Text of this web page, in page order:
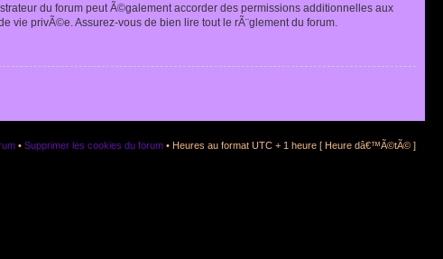
du forum peut Ã©galement accorder des permissions additionnelles aux
privÃ©e. Assurez-vous de bien lire tout le rÃ¨glement du forum.
• Supprimer les cookies du forum • Heures au format UTC + 1 heure [ Heure dâ€™Ã©tÃ© ]